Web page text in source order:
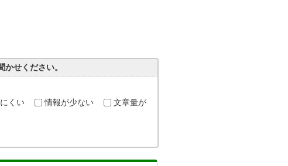
せください。
くい 情報が少ない
文章量が